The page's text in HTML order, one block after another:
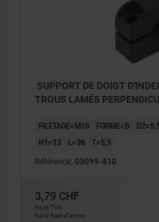
SUPPORT DE DOIGT
TROUS LAMÉS
FILETAGE=M10 FORME=B
H1=13
L=36 T=5,5
Référence: 03099-410
3,79 CHF
hors TVA
hors frais d’envoi